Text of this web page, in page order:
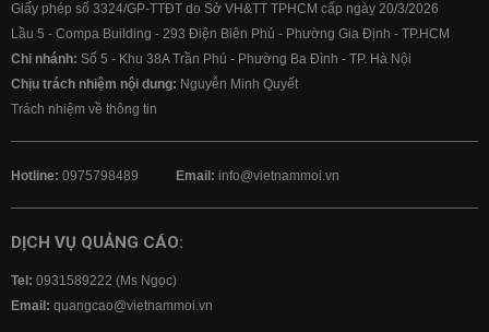
Giấy phép số 3324/GP-TTĐT do Sở VH&TT TPHCM cấp ngày 20/3/2026
Lầu 5 - Compa Building - 293 Điện Biên Phủ - Phường Gia Định - TP.HCM
Chi nhánh: Số 5 - Khu 38A Trần Phú - Phường Ba Đình - TP. Hà Nội
Chịu trách nhiệm nội dung: Nguyễn Minh Quyết
Trách nhiệm về thông tin
Hotline: 0975798489 Email: info@vietnammoi.vn
DỊCH VỤ QUẢNG CÁO:
Tel: 0931589222 (Ms Ngọc)
Email: quangcao@vietnammoi.vn